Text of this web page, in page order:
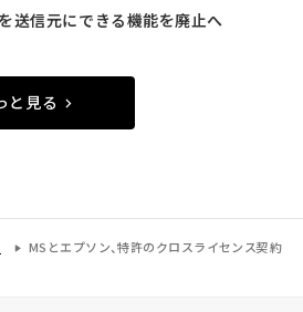
送信元にできる機能を廃止へ
と見る
MSとエプソン、特許のクロスライセンス契約